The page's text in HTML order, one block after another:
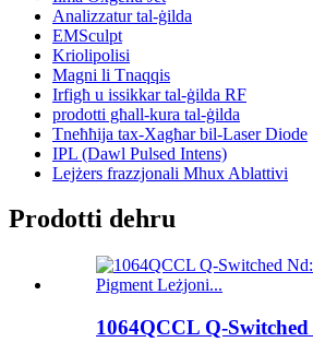
Analizzatur tal-ġilda
EMSculpt
Kriolipolisi
Magni li Tnaqqis
Irfigħ u issikkar tal-ġilda RF
prodotti għall-kura tal-ġilda
Tneħħija tax-Xagħar bil-Laser Diode
IPL (Dawl Pulsed Intens)
Lejżers frazzjonali Mhux Ablattivi
Prodotti dehru
1064QCCL Q-